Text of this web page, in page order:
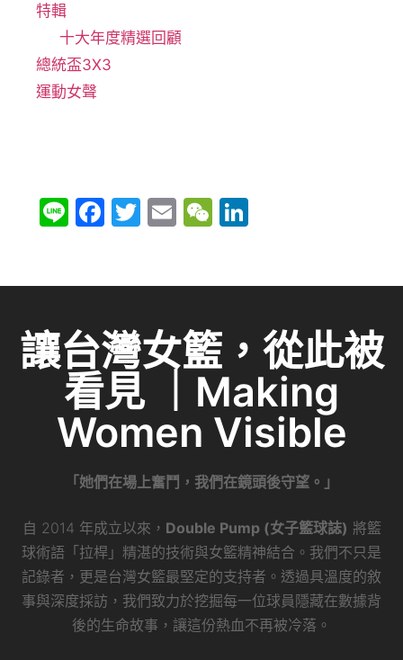
特輯
十大年度精選回顧
總統盃3X3
運動女聲
Li F
e
b
o
o
k
T
er
E
l
W
h
at
e
dI
n
讓台灣女籃，從此被
看見 ｜Making
Women Visible
「她們在場上奮鬥，我們在鏡頭後守望。」
自 2014 年成立以來， Double Pump (女子籃球誌) 將籃
球術語「拉桿」精湛的技術與女籃精神結合。我們不只是
記錄者，更是台灣女籃最堅定的支持者。透過具溫度的敘
事與深度採訪，我們致力於挖掘每一位球員隱藏在數據背
後的生命故事，讓這份熱血不再被冷落。